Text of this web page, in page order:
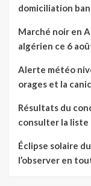
domiciliation
Marché noir en
algérien ce 6
Alerte météo
orages et la
Résultats du
consulter la liste
Éclipse solaire
l’observer en